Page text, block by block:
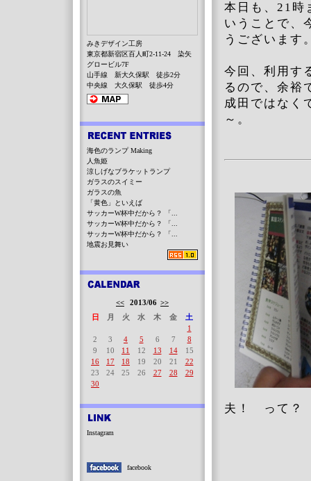
本日も、21時
いうことで、
うございます
今回、利用す
るので、余裕
成田ではなく
～。
夫！ って？
みきデザイン工房
東京都新宿区百人町2-11-24 染矢
グロービル7F
山手線 新大久保駅 徒歩2分
中央線 大久保駅 徒歩4分
海色のランプ Making
人魚姫
涼しげなブラケットランプ
ガラスのスイミー
ガラスの魚
「黄色」といえば
サッカーW杯中だから？ 「...
サッカーW杯中だから？ 「...
サッカーW杯中だから？ 「...
地震お見舞い
<< 2013/06 >>
日
月 火 水 木 金
土
1
2
3 4 5 6 7
8
9
10 11 12 13 14
15
16
17 18 19 20 21
22
23
24 25 26 27 28
29
30
Instagram
facebook